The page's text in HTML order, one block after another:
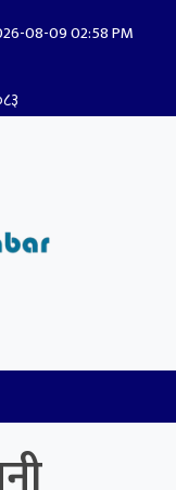
08-09 02:58 PM